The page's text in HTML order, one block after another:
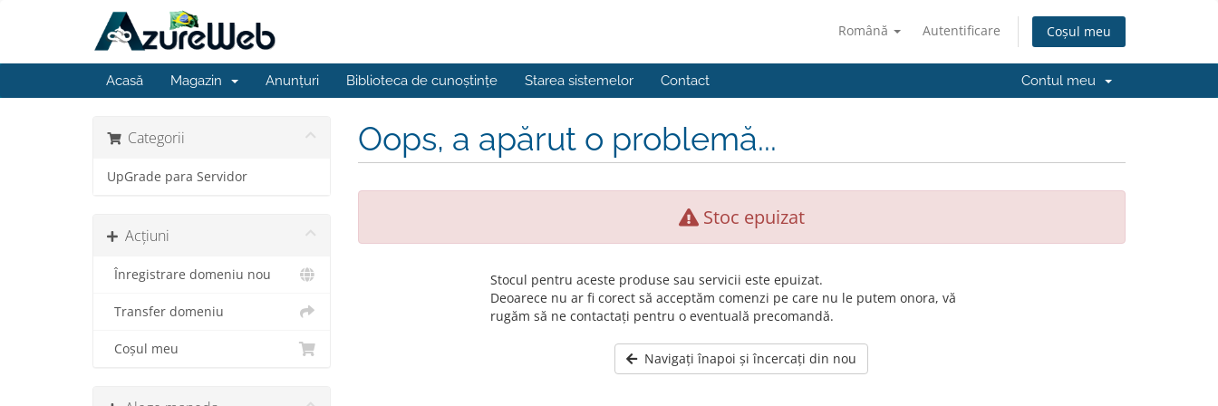
Română Autentificare Coșul meu
Acasă Magazin Anunțuri Biblioteca de cunoștințe Starea sistemelor Contact Contul meu
Categorii
UpGrade para Servidor
Acțiuni
Înregistrare domeniu nou
Transfer domeniu
Coșul meu
Oops, a apărut o problemă...
Stoc epuizat
Stocul pentru aceste produse sau servicii este epuizat.
Deoarece nu ar fi corect să acceptăm comenzi pe care nu le putem onora, vă
rugăm să ne contactați pentru o eventuală precomandă.
Navigați înapoi și încercați din nou